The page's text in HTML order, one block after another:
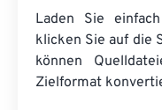
Laden Sie
klicken Sie auf die
können
Zielformat